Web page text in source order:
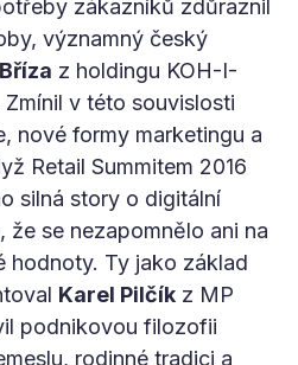
zákazníků zdůraznil
významný český
z holdingu KOH-I-
v této souvislosti
nové formy marketingu a
Retail Summitem 2016
silná story o digitální
že se nezapomnělo ani na
hodnoty. Ty jako základ
Karel Pilčík z MP
podnikovou filozofii
rodinné tradici a